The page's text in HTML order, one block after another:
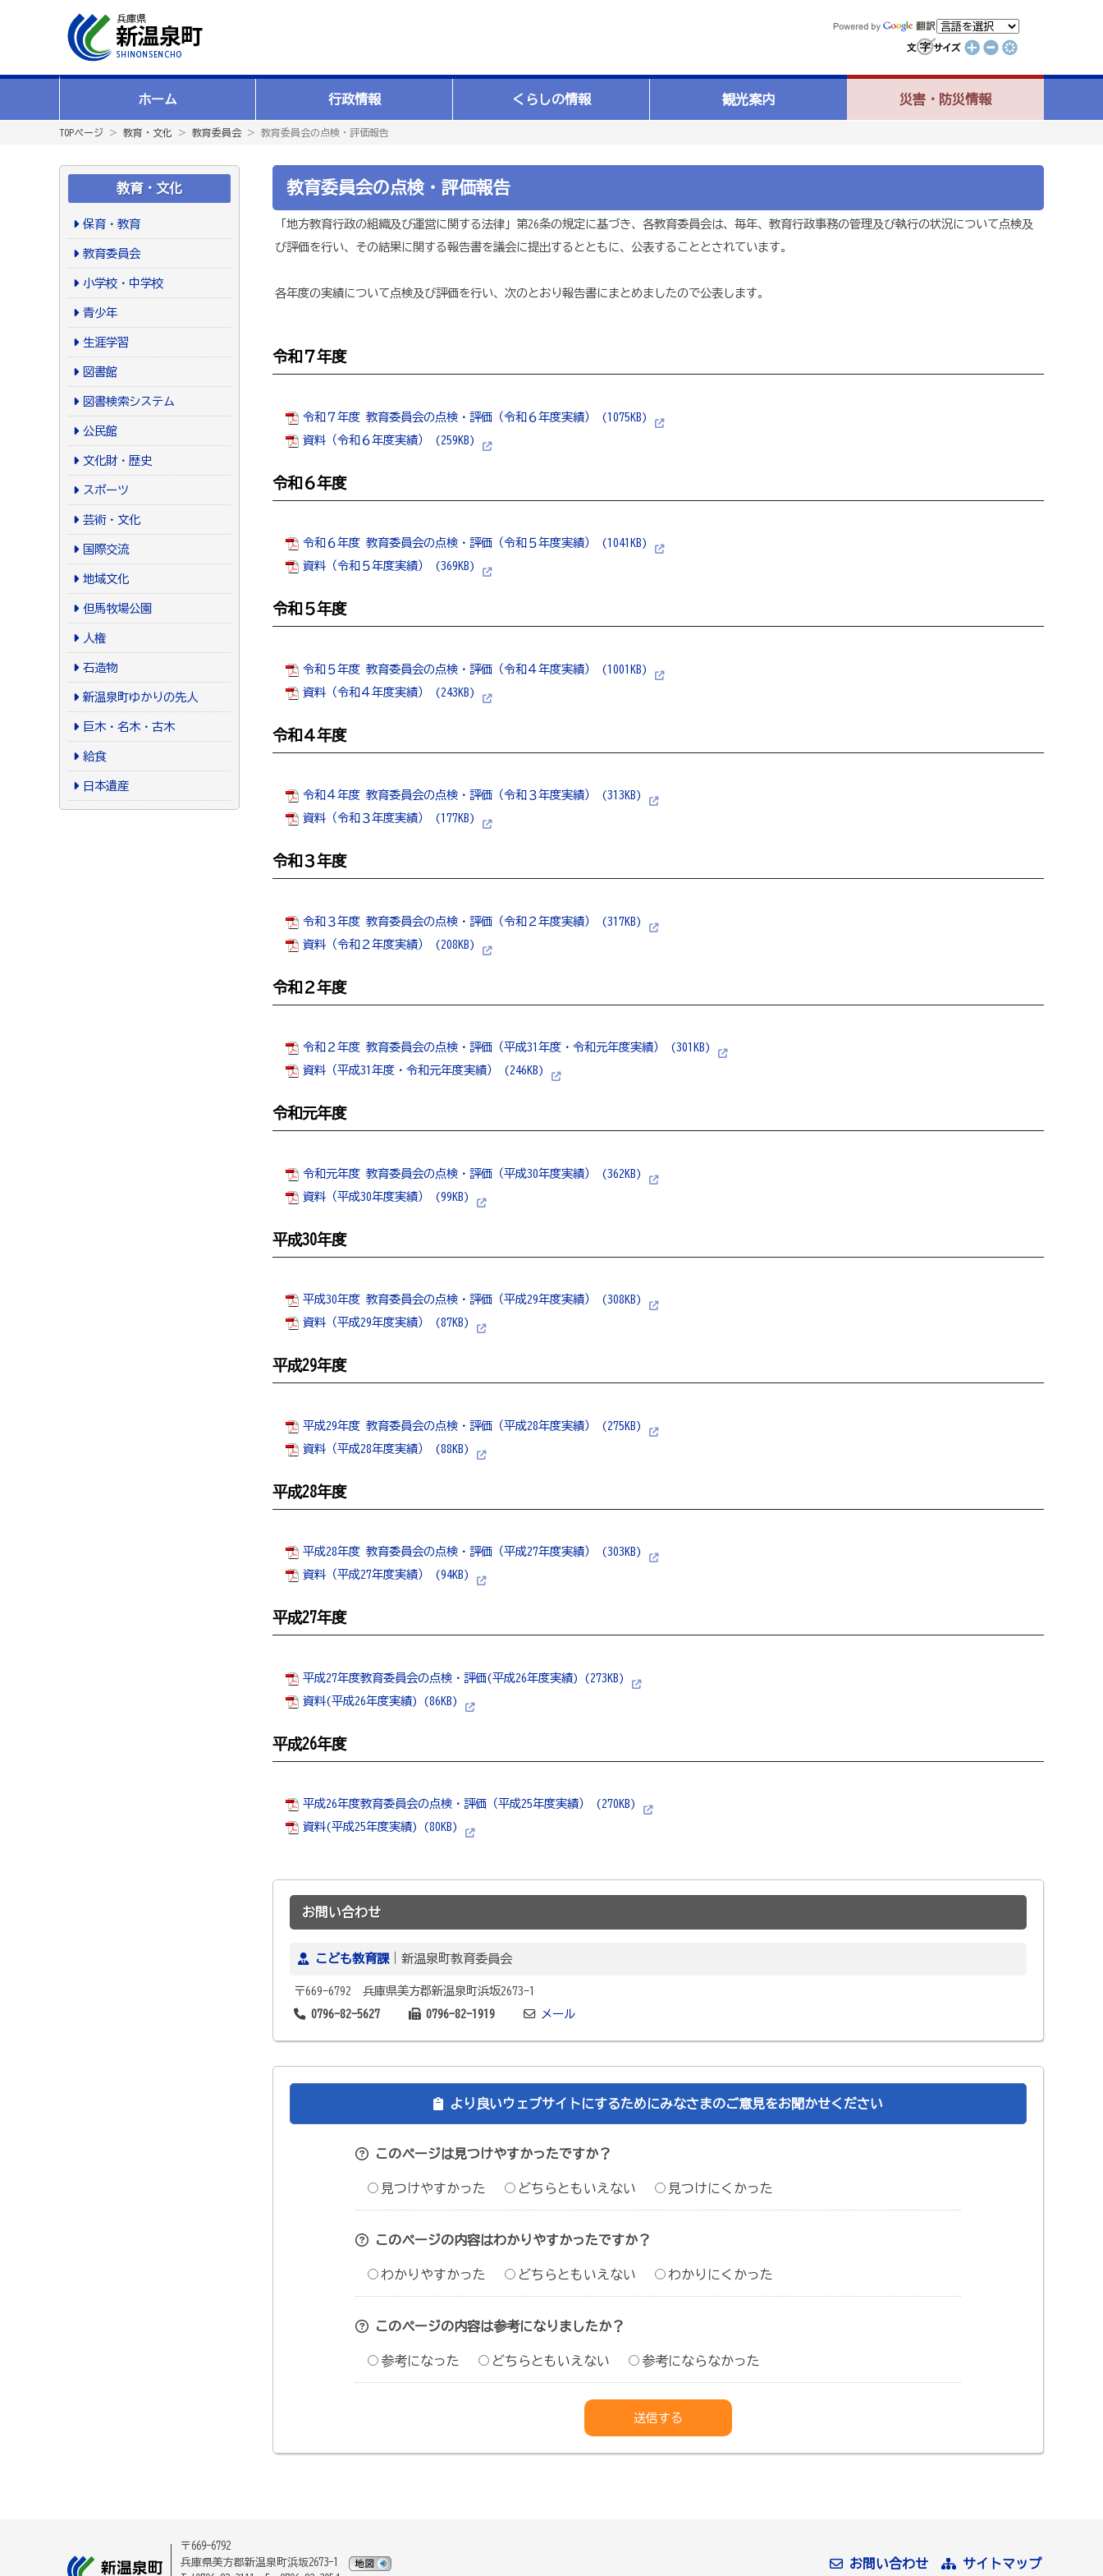
ホーム 行政情報 くらしの情報 観光案内 災害・防災情報
TOPページ ＞ 教育・文化 ＞ 教育委員会 ＞ 教育委員会の点検・評価報告
教育・文化
保育・教育
教育委員会
小学校・中学校
青少年
生涯学習
図書館
図書検索システム
公民館
文化財・歴史
スポーツ
芸術・文化
国際交流
地域文化
但馬牧場公園
人権
石造物
新温泉町ゆかりの先人
巨木・名木・古木
給食
日本遺産
教育委員会の点検・評価報告
「地方教育行政の組織及び運営に関する法律」第26条の規定に基づき、各教育委員会は、毎年、教育行政事務の管理及び執行の状況について点検及
び評価を行い、その結果に関する報告書を議会に提出するとともに、公表することとされています。
各年度の実績について点検及び評価を行い、次のとおり報告書にまとめましたので公表します。
令和７年度
令和７年度 教育委員会の点検・評価（令和６年度実績） (1075KB)
資料（令和６年度実績） (259KB)
令和６年度
令和６年度 教育委員会の点検・評価（令和５年度実績） (1041KB)
資料（令和５年度実績） (369KB)
令和５年度
令和５年度 教育委員会の点検・評価（令和４年度実績） (1001KB)
資料（令和４年度実績） (243KB)
令和４年度
令和４年度 教育委員会の点検・評価（令和３年度実績） (313KB)
資料（令和３年度実績） (177KB)
令和３年度
令和３年度 教育委員会の点検・評価（令和２年度実績） (317KB)
資料（令和２年度実績） (208KB)
令和２年度
令和２年度 教育委員会の点検・評価（平成31年度・令和元年度実績） (301KB)
資料（平成31年度・令和元年度実績） (246KB)
令和元年度
令和元年度 教育委員会の点検・評価（平成30年度実績） (362KB)
資料（平成30年度実績） (99KB)
平成30年度
平成30年度 教育委員会の点検・評価（平成29年度実績） (308KB)
資料（平成29年度実績） (87KB)
平成29年度
平成29年度 教育委員会の点検・評価（平成28年度実績） (275KB)
資料（平成28年度実績） (88KB)
平成28年度
平成28年度 教育委員会の点検・評価（平成27年度実績） (303KB)
資料（平成27年度実績） (94KB)
平成27年度
平成27年度教育委員会の点検・評価(平成26年度実績) (273KB)
資料(平成26年度実績) (86KB)
平成26年度
平成26年度教育委員会の点検・評価（平成25年度実績） (270KB)
資料(平成25年度実績) (80KB)
お問い合わせ
こども教育課｜新温泉町教育委員会
〒669-6792 兵庫県美方郡新温泉町浜坂2673-1
0796-82-5627
0796-82-1919 メール
より良いウェブサイトにするためにみなさまのご意見をお聞かせください
このページは見つけやすかったですか？
見つけやすかった どちらともいえない 見つけにくかった
このページの内容はわかりやすかったですか？
わかりやすかった どちらともいえない わかりにくかった
このページの内容は参考になりましたか？
参考になった どちらともいえない 参考にならなかった
〒669-6792
兵庫県美方郡新温泉町浜坂2673-1
お問い合わせ サイトマップ